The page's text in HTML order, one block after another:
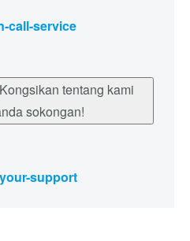
sokongan!